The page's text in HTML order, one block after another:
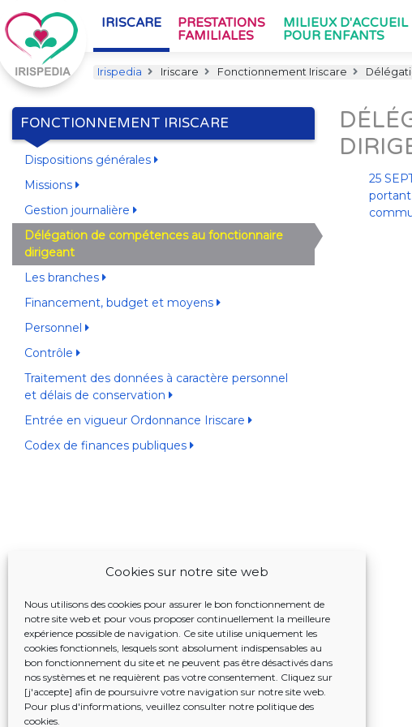
Cookies sur notre site web
Nous utilisons des cookies pour assurer le bon fonctionnement de
notre site web et pour vous proposer continuellement la meilleure
expérience possible de navigation. Ce site utilise uniquement les
cookies fonctionnels, lesquels sont absolument indispensables au
bon fonctionnement du site et ne peuvent pas être désactivés dans
nos systèmes et ne requièrent pas votre consentement. Cliquez sur
[j'accepte] afin de poursuivre votre navigation sur notre site web.
Pour plus d'informations, veuillez consulter notre politique des
cookies.
IRISCARE
PRESTATIONS
FAMILIALES
MILIEUX D'ACCUEIL
POUR ENFANTS
Irispedia Iriscare Fonctionnement Iriscare
FONCTIONNEMENT IRISCARE
Dispositions générales
Missions
Gestion journalière
Délégation de compétences au fonctionnaire
dirigeant
Les branches
Financement, budget et moyens
Personnel
Contrôle
Traitement des données à caractère personnel
et délais de conservation
Entrée en vigueur Ordonnance Iriscare
Codex de finances publiques
25